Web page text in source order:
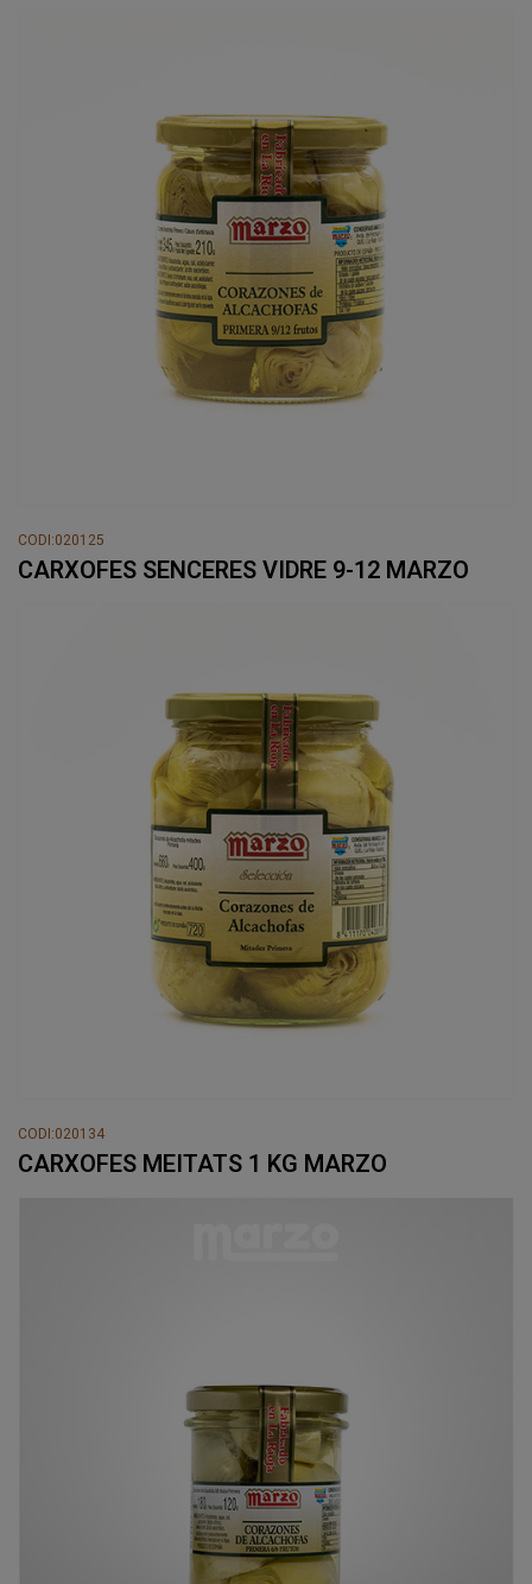
CODI:020125
CARXOFES SENCERES VIDRE 9-12 MARZO
CODI:020134
CARXOFES MEITATS 1 KG MARZO